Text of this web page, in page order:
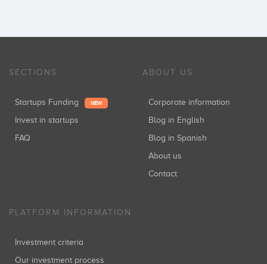
SECTIONS
Startups Funding NEW
Invest in startups
FAQ
ABOUT US
Corporate information
Blog in English
Blog in Spanish
About us
Contact
PLATFORM INFORMATION
Investment criteria
Our investment process